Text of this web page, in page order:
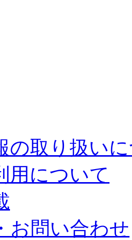
の取り扱い
用について
お問い合わせ